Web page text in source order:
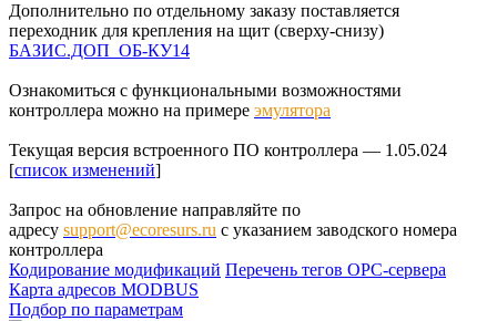
Дополнительно по отдельному заказу поставляется
переходник для крепления на щит (сверху-снизу)
БАЗИС.ДОП_ОБ-КУ14
Ознакомиться с функциональными возможностями
контроллера можно на примере эмулятора
Текущая версия встроенного ПО контроллера — 1.05.024
[список изменений]
Запрос на обновление направляйте по
адресу support@ecoresurs.ru с указанием заводского номера
контроллера
Кодирование модификаций Перечень тегов ОРС-сервера
Карта адресов MODBUS
Подбор по параметрам